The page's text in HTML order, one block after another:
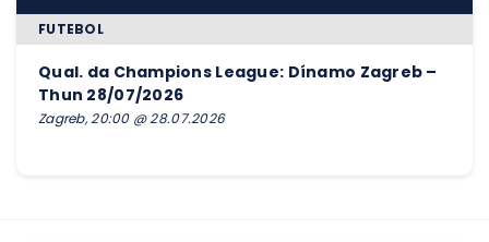
FUTEBOL
Qual. da Champions League: Dínamo Zagreb –
Thun 28/07/2026
Zagreb, 20:00 @ 28.07.2026